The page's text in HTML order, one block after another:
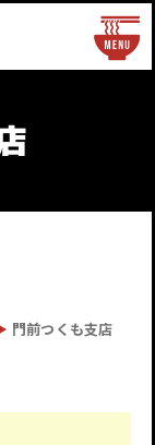
門前つくも支店